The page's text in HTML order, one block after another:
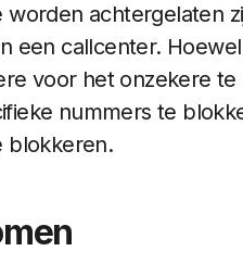
worden achtergelaten
een callcenter.
voor het onzekere te
nummers te
blokkeren.